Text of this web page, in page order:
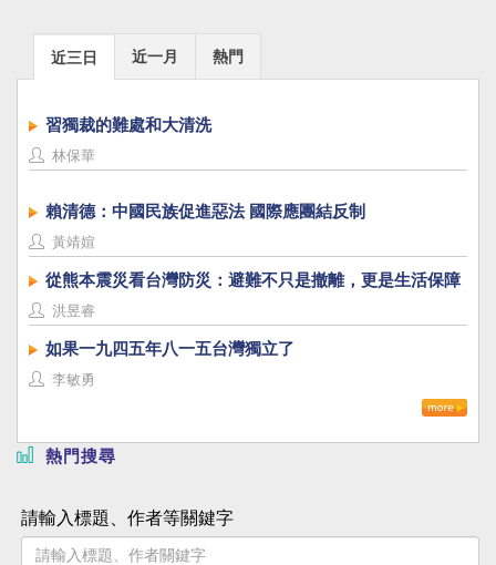
近三日 近一月 熱門
習獨裁的難處和大清洗
林保華
賴清德：中國民族促進惡法 國際應團結反制
黃靖媗
從熊本震災看台灣防災：避難不只是撤離，更是生活保障
洪昱睿
如果一九四五年八一五台灣獨立了
李敏勇
熱門搜尋
請輸入標題、作者等關鍵字